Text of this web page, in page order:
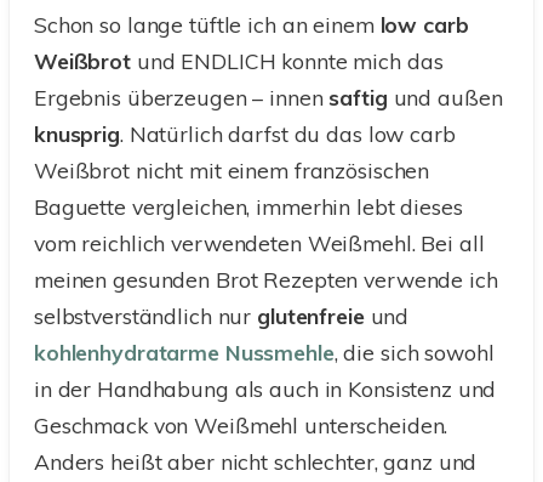
Schon so lange tüftle ich an einemlow carb
Weißbrotund ENDLICH konnte mich das
Ergebnis überzeugen – innensaftig und außen
knusprig. Natürlich darfst du das low carb
Weißbrot nicht mit einem französischen
Baguette vergleichen, immerhin lebt dieses
vom reichlich verwendeten Weißmehl. Bei all
meinen gesunden Brot Rezepten verwende ich
selbstverständlich nur glutenfreieund
kohlenhydratarme Nussmehle, die sich sowohl
in der Handhabung als auch in Konsistenz und
Geschmack von Weißmehl unterscheiden.
Anders heißt aber nicht schlechter, ganz und